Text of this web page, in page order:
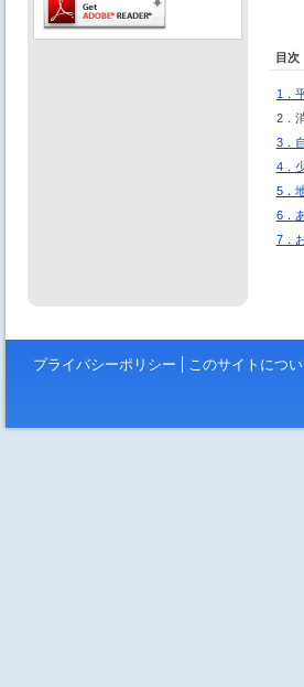
目次
1．
2．
3．
4．
5．
6．
7．
プライバシーポリシー このサイトにつ